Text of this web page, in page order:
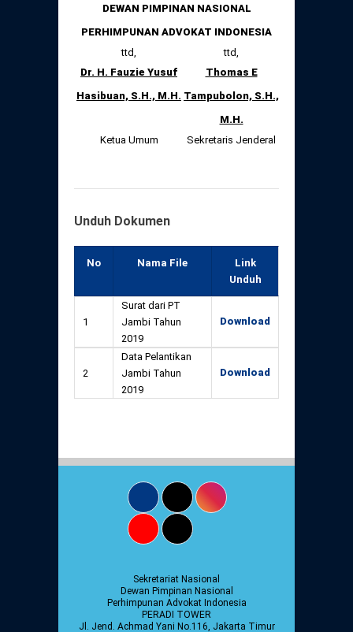
DEWAN PIMPINAN NASIONAL
PERHIMPUNAN ADVOKAT INDONESIA
ttd,
ttd,
Dr. H. Fauzie Yusuf
Hasibuan, S.H., M.H.
Thomas E
Tampubolon, S.H.,
M.H.
Ketua Umum
Sekretaris Jenderal
Unduh Dokumen
No Nama File
Link
Unduh
1
Surat dari PT
Jambi Tahun
2019
Download
2
Data Pelantikan
Jambi Tahun
2019
Download
Sekretariat Nasional
Dewan Pimpinan Nasional
Perhimpunan Advokat Indonesia
PERADI TOWER
Jl. Jend. Achmad Yani No.116, Jakarta Timur